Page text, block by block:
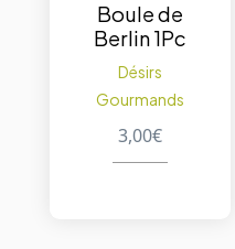
Boule de
Berlin 1Pc
Désirs
Gourmands
3,00€